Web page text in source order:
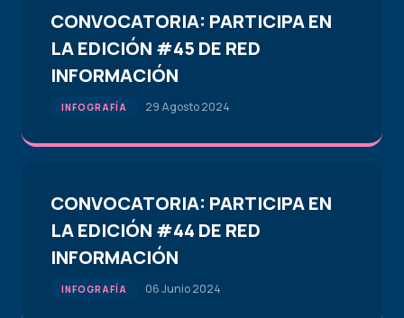
CONVOCATORIA: PARTICIPA EN
LA EDICIÓN #45 DE RED
INFORMACIÓN
INFOGRAFÍA 29 Agosto 2024
CONVOCATORIA: PARTICIPA EN
LA EDICIÓN #44 DE RED
INFORMACIÓN
INFOGRAFÍA 06 Junio 2024